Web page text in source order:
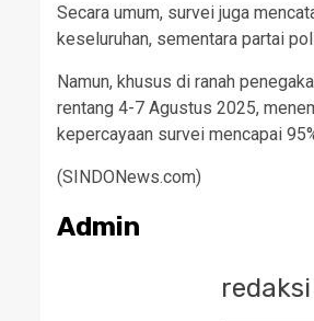
Secara umum, survei juga
keseluruhan, sementara partai
Namun, khusus di ranah
rentang 4-7 Agustus 2025,
kepercayaan survei mencapai
(SINDONews.com)
Admin
redaksi